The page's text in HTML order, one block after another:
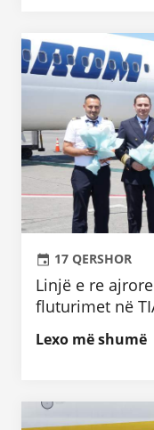
17 QERSHOR
Linjë e re
fluturimet në
Lexo më shumë